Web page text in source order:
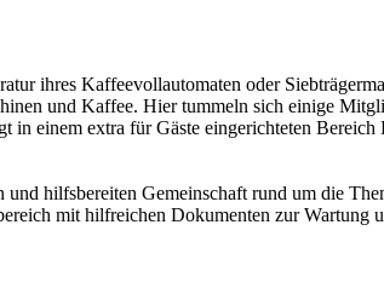
ihres Kaffeevollautomaten oder
und Kaffee. Hier tummeln sich einige
einem extra für Gäste eingerichteten Bereich
hilfsbereiten Gemeinschaft rund um die
mit hilfreichen Dokumenten zur Wartung